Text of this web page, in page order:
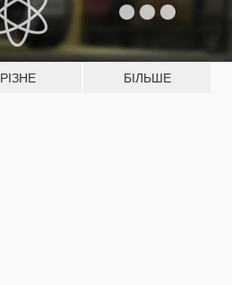
РІЗНЕ БІЛЬШЕ